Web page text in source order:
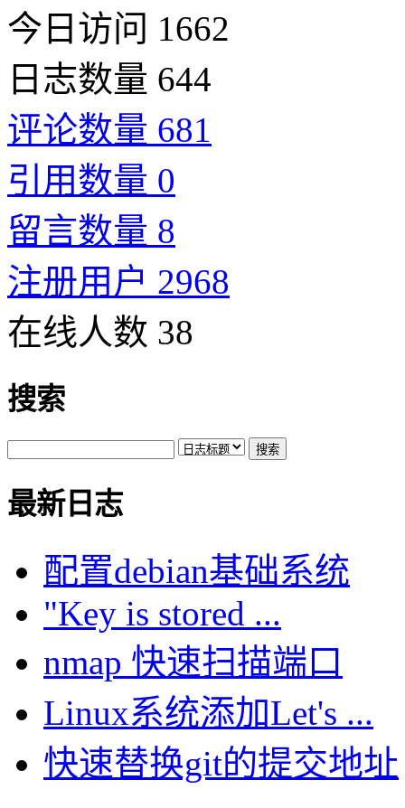
今日访问 1662
日志数量 644
评论数量 681
引用数量 0
留言数量 8
注册用户 2968
在线人数 38
搜索
最新日志
配置debian基础系统
"Key is stored ...
nmap 快速扫描端口
Linux系统添加Let's ...
快速替换git的提交地址